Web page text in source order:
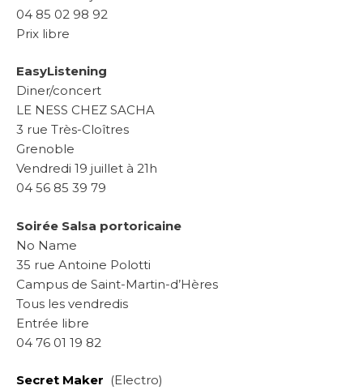
04 85 02 98 92
Prix libre
EasyListening
Diner/concert
LE NESS CHEZ SACHA
3 rue Très-Cloîtres
Grenoble
Vendredi 19 juillet à 21h
04 56 85 39 79
Soirée Salsa portoricaine
No Name
35 rue Antoine Polotti
Campus de Saint-Martin-d’Hères
Tous les vendredis
Entrée libre
04 76 01 19 82
Secret Maker (Electro)